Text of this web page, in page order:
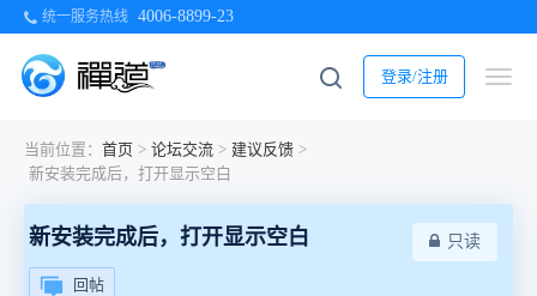
统一服务热线 4006-8899-23
登录/注册
当前位置： 首页 > 论坛交流 > 建议反馈 >
新安装完成后，打开显示空白
只读
新安装完成后，打开显示空白
回帖